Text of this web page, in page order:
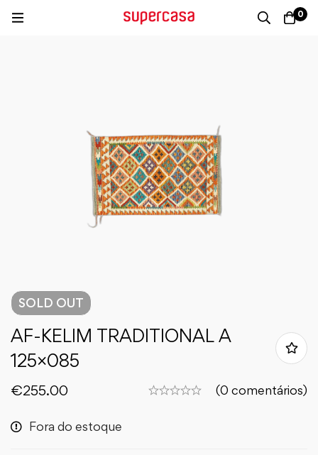
0
SOLD OUT
AF-KELIM TRADITIONAL A
125×085
€255.00 (0 comentários)
Fora do estoque